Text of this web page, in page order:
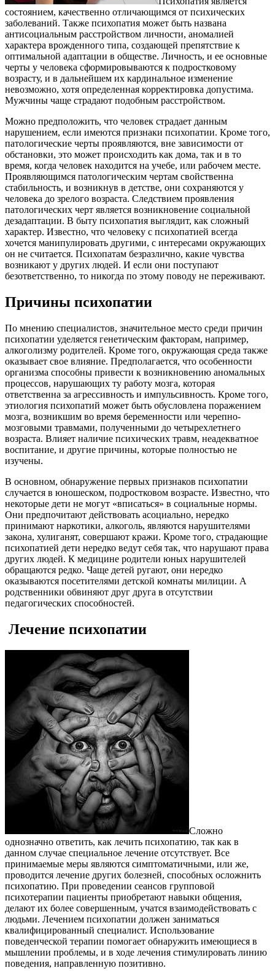
состоянием, качественно отличающимся от психических
заболеваний. Также психопатия может быть названа
антисоциальным расстройством личности, аномалией
характера врожденного типа, создающей препятствие к
оптимальной адаптации в обществе. Личность, и ее основные
черты у человека сформировываются к подростковому
возрасту, и в дальнейшем их кардинальное изменение
невозможно, хотя определенная корректировка допустима.
Мужчины чаще страдают подобным расстройством.
Можно предположить, что человек страдает данным
нарушением, если имеются признаки психопатии. Кроме того,
патологические черты проявляются, вне зависимости от
обстановки, это может происходить как дома, так и в то
время, когда человек находится на учебе, или рабочем месте.
Проявляющимся патологическим чертам свойственна
стабильность, и возникнув в детстве, они сохраняются у
человека до зрелого возраста. Следствием проявления
патологических черт является возникновение социальной
дезадаптации. В быту психопатия выглядит, как сложный
характер. Известно, что человеку с психопатией всегда
хочется манипулировать другими, с интересами окружающих
он не считается. Психопатам безразлично, какие чувства
возникают у других людей. И если они поступают
безответственно, то никогда по этому поводу не переживают.
Причины психопатии
По мнению специалистов, значительное место среди причин
психопатии уделяется генетическим факторам, например,
алкоголизму родителей. Кроме того, окружающая среда также
оказывает свое влияние. Предполагается, что особенности
организма способны привести к возникновению аномальных
процессов, нарушающих ту работу мозга, которая
ответственна за агрессивность и импульсивность. Кроме того,
этиология психопатий может быть обусловлена поражением
мозга, возникшим во время беременности или черепно-
мозговыми травмами, полученными до четырехлетнего
возраста. Влияет наличие психических травм, неадекватное
воспитание, и другие причины, которые полностью не
изучены.
В основном, обнаружение первых признаков психопатии
случается в юношеском, подростковом возрасте. Известно, что
некоторые дети не могут «вписаться» в социальные нормы.
Они предпочитают действовать асоциально, нередко
принимают наркотики, алкоголь, являются нарушителями
закона, хулиганят, совершают кражи. Кроме того, страдающие
психопатией дети нередко ведут себя так, что нарушают права
других людей. К медицине родители юных нарушителей
обращаются редко. Чаще детей ругают, они нередко
оказываются посетителями детской комнаты милиции. А
родственники обвиняют друг друга в отсутствии
педагогических способностей.
Лечение психопатии
Сложно
однозначно ответить, как лечить психопатию, так как в
данном случае специальное лечение отсутствует. Все
принимаемые меры являются симптоматичными, или же,
проводится лечение других болезней, способных осложнить
психопатию. При проведении сеансов групповой
психотерапии пациенты приобретают навыки общения,
делают их более совершенным, учатся взаимодействовать с
людьми. Лечением психопатии должен заниматься
квалифицированный специалист. Использование
поведенческой терапии помогает обнаружить имеющиеся в
мышлении проблемы, и в ходе лечения стимулировать линию
поведения, направленную позитивно.